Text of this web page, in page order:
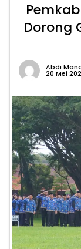
Dorong
Abdi
20 Mei